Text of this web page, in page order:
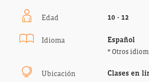
Edad 10 - 12
Idioma Español
* Otros
Ubicación Clases en